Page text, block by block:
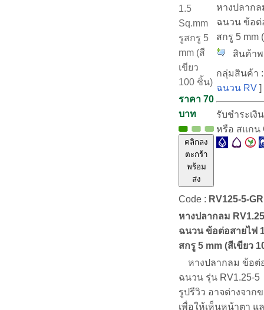
1.5
Sq.mm
รูสกรู 5
mm (สี
เขียว
100 ชิ้น)
ราคา 70
บาท
คลิกลง
ตะกร้า
พร้อม
ส่ง
หางปลากล
ฉนวน ข้อต่
สกรู 5 mm
สินค้าพ
กลุ่มสินค้า
ฉนวน RV ]
รับชำระเงิ
หรือ สแกน
Code : RV125-5-
หางปลากลม
ฉนวน ข้อต่อสายไฟ
สกรู 5 mm (สีเขียว
หางปลากลม ข้อต่
ฉนวน รุ่น RV1.25-5
รูปรีวิว อาจต่างจาก
เพื่อให้เห็นหน้าตา แ